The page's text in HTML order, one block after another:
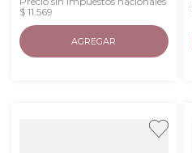
$ 11.569
AGREGAR